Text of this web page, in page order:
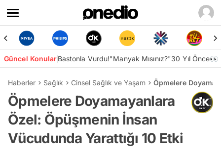
Güncel KonularBastonla Vurdu!"Manyak Mısınız?"30 Yıl Önce👀
Haberler Sağlık Cinsel Sağlık ve Yaşam Öpmelere
Öpmelere Doyamayanlara
Özel: Öpüşmenin İnsan
Vücudunda Yarattığı 10 Etki